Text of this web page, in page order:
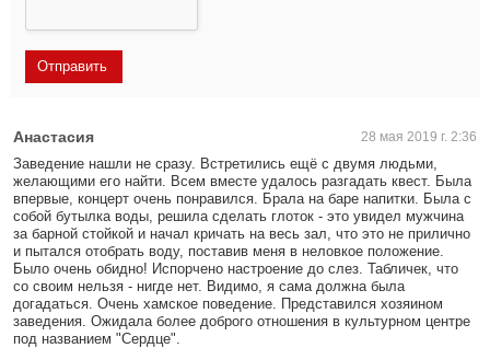
Анастасия 28 мая 2019 г. 2:36
Заведение нашли не сразу. Встретились ещё с двумя людьми,
желающими его найти. Всем вместе удалось разгадать квест. Была
впервые, концерт очень понравился. Брала на баре напитки. Была с
собой бутылка воды, решила сделать глоток - это увидел мужчина
за барной стойкой и начал кричать на весь зал, что это не прилично
и пытался отобрать воду, поставив меня в неловкое положение.
Было очень обидно! Испорчено настроение до слез. Табличек, что
со своим нельзя - нигде нет. Видимо, я сама должна была
догадаться. Очень хамское поведение. Представился хозяином
заведения. Ожидала более доброго отношения в культурном центре
под названием "Сердце".